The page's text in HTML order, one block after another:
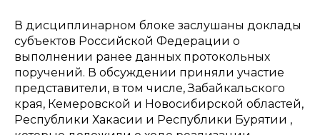
В дисциплинарном блоке заслушаны доклады
субъектов Российской Федерации о
выполнении ранее данных протокольных
поручений. В обсуждении приняли участие
представители, в том числе, Забайкальского
края, Кемеровской и Новосибирской областей,
Республики Хакасии и Республики Бурятии ,